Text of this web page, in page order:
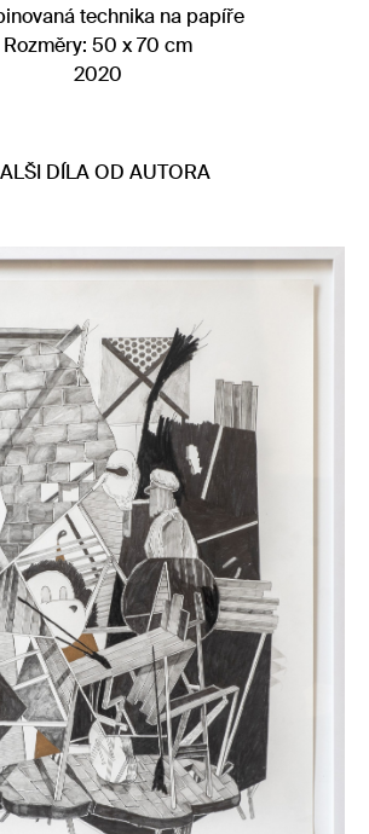
technika na papíře
Rozměry: 50 x 70 cm
2020
DÍLA OD AUTORA